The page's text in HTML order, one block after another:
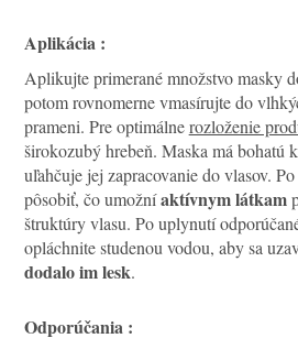
Aplikácia :
Aplikujte primerané množstvo masky
potom rovnomerne vmasírujte do
prameni. Pre optimálnerozloženie
širokozubý hrebeň. Maska má bohatú
uľahčuje jej zapracovanie do vlasov.
pôsobiť, čo umožníaktívnym látkam
štruktúry vlasu. Po uplynutí
opláchnite studenou vodou, aby sa
dodalo im lesk.
Odporúčania :